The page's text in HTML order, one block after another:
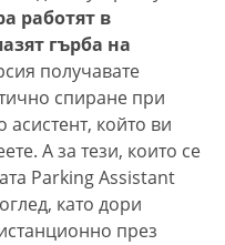
работят в
гърба на
получавате
спиране при
асистент, който ви
А за тези, които се
Parking Assistant
като дори
през